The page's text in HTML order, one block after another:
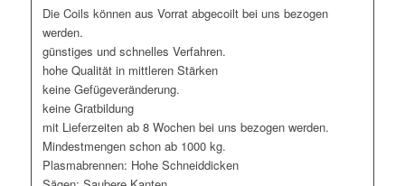
Die Coils können aus Vorrat abgecoilt bei uns bezogen
werden.
günstiges und schnelles Verfahren.
hohe Qualität in mittleren Stärken
keine Gefügeveränderung.
keine Gratbildung
mit Lieferzeiten ab 8 Wochen bei uns bezogen werden.
Mindestmengen schon ab 1000 kg.
Plasmabrennen: Hohe Schneiddicken